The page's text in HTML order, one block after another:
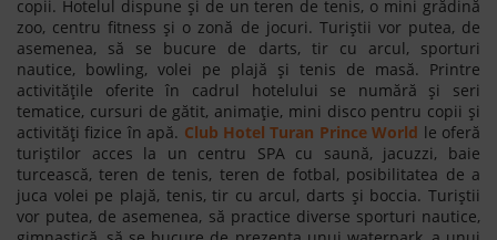
copii. Hotelul dispune și de un teren de tenis, o mini grădină
zoo, centru fitness și o zonă de jocuri. Turiștii vor putea, de
asemenea, să se bucure de darts, tir cu arcul, sporturi
nautice, bowling, volei pe plajă și tenis de masă. Printre
activitățile oferite în cadrul hotelului se numără și seri
tematice, cursuri de gătit, animație, mini disco pentru copii și
activități fizice în apă. Club Hotel Turan Prince World le oferă
turiștilor acces la un centru SPA cu saună, jacuzzi, baie
turcească, teren de tenis, teren de fotbal, posibilitatea de a
juca volei pe plajă, tenis, tir cu arcul, darts și boccia. Turiștii
vor putea, de asemenea, să practice diverse sporturi nautice,